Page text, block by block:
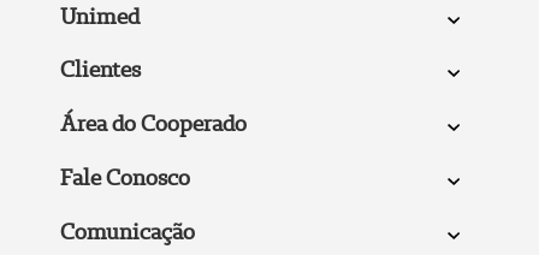
Unimed
Clientes
Área do Cooperado
Fale Conosco
Comunicação